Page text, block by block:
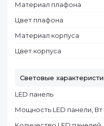
Материал плафона
Цвет плафона
Материал корпуса
Цвет корпуса
Световые
LED панель
Мощность LED панели, Вт